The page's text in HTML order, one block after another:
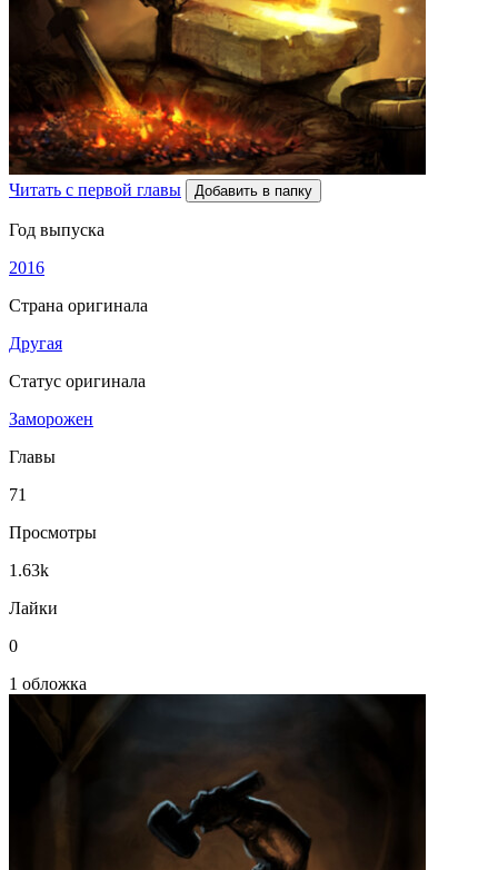
Читать с первой главы Добавить в папку
Год выпуска
2016
Страна оригинала
Другая
Статус оригинала
Заморожен
Главы
71
Просмотры
1.63k
Лайки
0
1 обложка